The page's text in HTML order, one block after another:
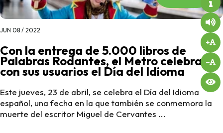
JUN 08 / 2022
Con la entrega de 5.000 libros de
Palabras Rodantes, el Metro celebrará
con sus usuarios el Día del Idioma
Este jueves, 23 de abril, se celebra el Día del Idioma
español, una fecha en la que también se conmemora la
muerte del escritor Miguel de Cervantes ...